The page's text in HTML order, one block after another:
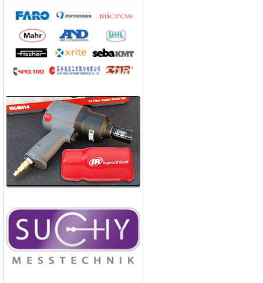
Công ty CP nhiệt điện Ninh
Bình
Công ty gạch Thái Bình
Nhà máy phân bón BACONCO
Công ty bia Thanh Hoa
Công ty TNHH Baw Heng
Steel Việt Nam
Công ty bia Việt Hà
Công ty TNHH công nghiệp
Broad Bright Sakura
Nhà máy cán thép Hòa Phát
Công ty TNHH cán thép Tam
Điệp